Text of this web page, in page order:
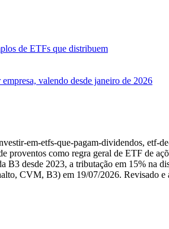
de ETFs que distribuem
valendo desde janeiro de 2026
em-etfs-que-pagam-dividendos, etf-
proventos como regra geral de ETF de
B3 desde 2023, a tributação em 15% na
CVM, B3) em 19/07/2026. Revisado e